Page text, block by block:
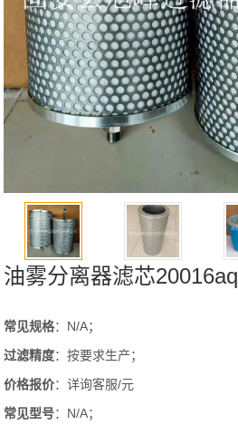
油雾分离器滤芯20016aq
常见规格：N/A；
过滤精度：按要求生产；
价格报价：详询客服/元
常见型号：N/A；